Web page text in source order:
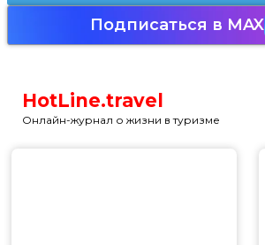
Подписаться в MAX
HotLine.travel
Онлайн-журнал о жизни в туризме